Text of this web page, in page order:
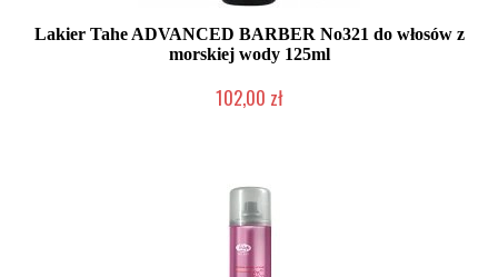
Lakier Tahe ADVANCED BARBER No321 do włosów z
morskiej wody 125ml
102,00 zł